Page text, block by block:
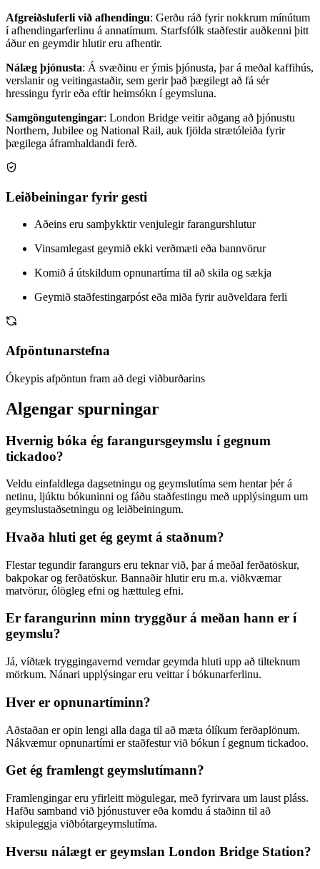
Afgreiðsluferli við afhendingu: Gerðu ráð fyrir nokkrum mínútum
í afhendingarferlinu á annatímum. Starfsfólk staðfestir auðkenni þitt
áður en geymdir hlutir eru afhentir.
Nálæg þjónusta: Á svæðinu er ýmis þjónusta, þar á meðal kaffihús,
verslanir og veitingastaðir, sem gerir það þægilegt að fá sér
hressingu fyrir eða eftir heimsókn í geymsluna.
Samgöngutengingar: London Bridge veitir aðgang að þjónustu
Northern, Jubilee og National Rail, auk fjölda strætóleiða fyrir
þægilega áframhaldandi ferð.
Leiðbeiningar fyrir gesti
Aðeins eru samþykktir venjulegir farangurshlutur
Vinsamlegast geymið ekki verðmæti eða bannvörur
Komið á útskildum opnunartíma til að skila og sækja
Geymið staðfestingarpóst eða miða fyrir auðveldara ferli
Afpöntunarstefna
Ókeypis afpöntun fram að degi viðburðarins
Algengar spurningar
Hvernig bóka ég farangursgeymslu í gegnum
tickadoo?
Veldu einfaldlega dagsetningu og geymslutíma sem hentar þér á
netinu, ljúktu bókuninni og fáðu staðfestingu með upplýsingum um
geymslustaðsetningu og leiðbeiningum.
Hvaða hluti get ég geymt á staðnum?
Flestar tegundir farangurs eru teknar við, þar á meðal ferðatöskur,
bakpokar og ferðatöskur. Bannaðir hlutir eru m.a. viðkvæmar
matvörur, ólögleg efni og hættuleg efni.
Er farangurinn minn tryggður á meðan hann er í
geymslu?
Já, víðtæk tryggingavernd verndar geymda hluti upp að tilteknum
mörkum. Nánari upplýsingar eru veittar í bókunarferlinu.
Hver er opnunartíminn?
Aðstaðan er opin lengi alla daga til að mæta ólíkum ferðaplönum.
Nákvæmur opnunartími er staðfestur við bókun í gegnum tickadoo.
Get ég framlengt geymslutímann?
Framlengingar eru yfirleitt mögulegar, með fyrirvara um laust pláss.
Hafðu samband við þjónustuver eða komdu á staðinn til að
skipuleggja viðbótargeymslutíma.
Hversu nálægt er geymslan London Bridge Station?